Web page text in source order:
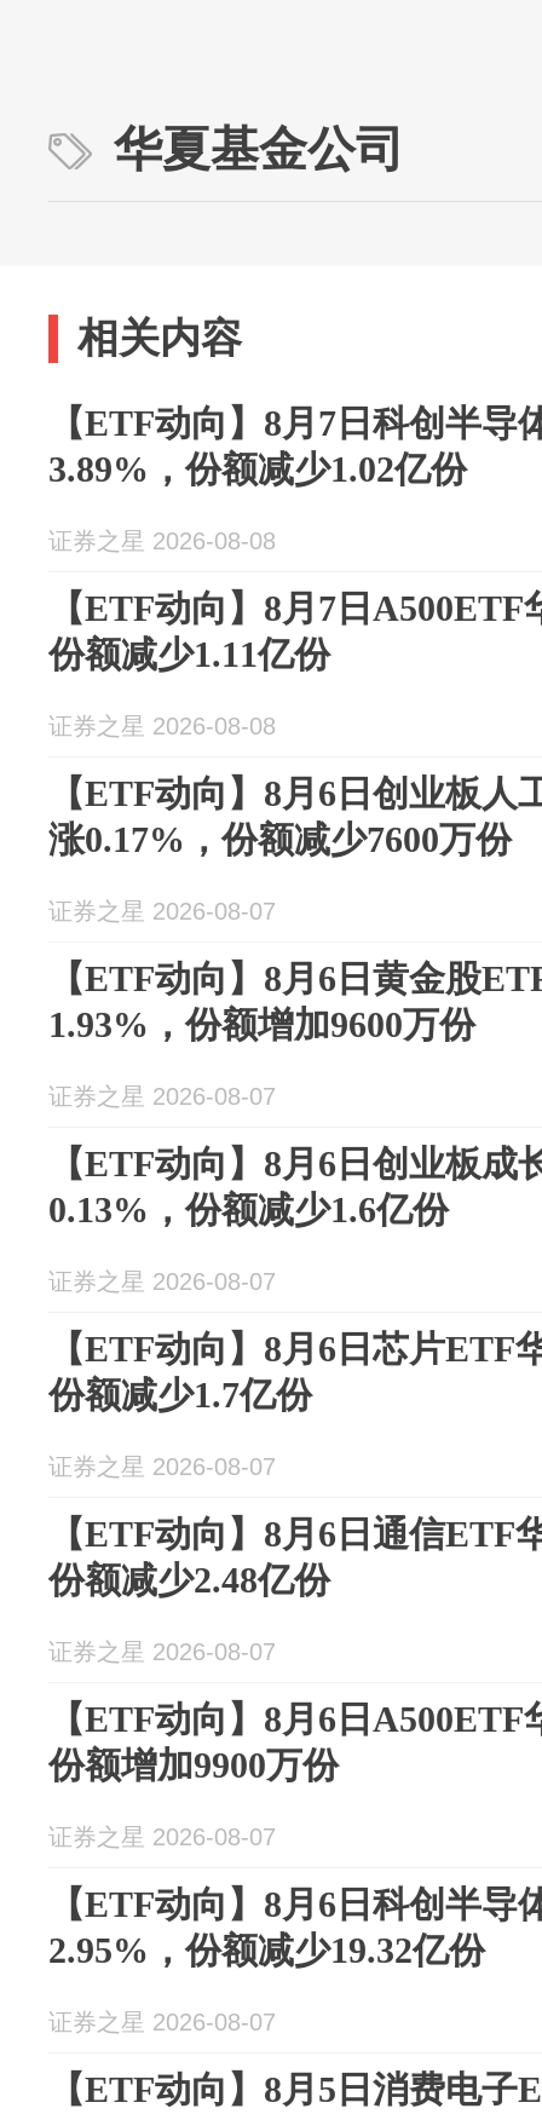
华夏基金公司
相关内容
【ETF动向】8月7日科创半导
3.89%，份额减少1.02亿份
证券之星 2026-08-08
【ETF动向】8月7日
份额减少1.11亿份
证券之星 2026-08-08
【ETF动向】8月6日创业板
涨0.17%，份额减少7600万份
证券之星 2026-08-07
【ETF动向】8月6日黄金股
1.93%，份额增加9600万份
证券之星 2026-08-07
【ETF动向】8月6日创业板成
0.13%，份额减少1.6亿份
证券之星 2026-08-07
【ETF动向】8月6日芯片ETF
份额减少1.7亿份
证券之星 2026-08-07
【ETF动向】8月6日通信ETF
份额减少2.48亿份
证券之星 2026-08-07
【ETF动向】8月6日
份额增加9900万份
证券之星 2026-08-07
【ETF动向】8月6日科创半导
2.95%，份额减少19.32亿份
证券之星 2026-08-07
【ETF动向】8月5日消费电子